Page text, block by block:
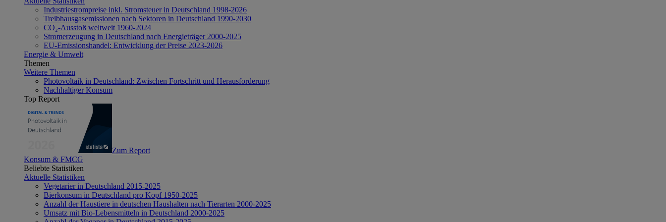
Industriestrompreise inkl. Stromsteuer in Deutschland 1998-2026
Treibhausgasemissionen nach Sektoren in Deutschland 1990-2030
CO₂-Ausstoß weltweit 1960-2024
Stromerzeugung in Deutschland nach Energieträger 2000-2025
EU-Emissionshandel: Entwicklung der Preise 2023-2026
Energie & Umwelt
Themen
Weitere Themen
Photovoltaik in Deutschland: Zwischen Fortschritt und Herausforderung
Nachhaltiger Konsum
Top Report
Zum Report
Konsum & FMCG
Beliebte Statistiken
Aktuelle Statistiken
Vegetarier in Deutschland 2015-2025
Bierkonsum in Deutschland pro Kopf 1950-2025
Anzahl der Haustiere in deutschen Haushalten nach Tierarten 2000-2025
Umsatz mit Bio-Lebensmitteln in Deutschland 2000-2025